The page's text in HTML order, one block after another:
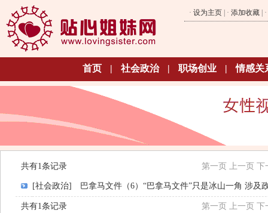
· 设为主页 | · 添加收藏 | ·
首页 | 社会政治 | 职场创业 | 情感关
共有1条记录 第一页 上一页 下
[社会政治] 巴拿马文件（6）“巴拿马文件”只是冰山一角 涉及
共有1条记录 第一页 上一页 下